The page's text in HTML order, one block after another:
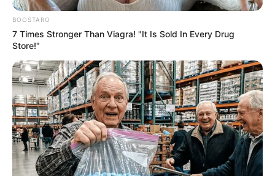
BOOSTARO
7 Times Stronger Than Viagra! "It Is Sold In Every Drug
Store!"